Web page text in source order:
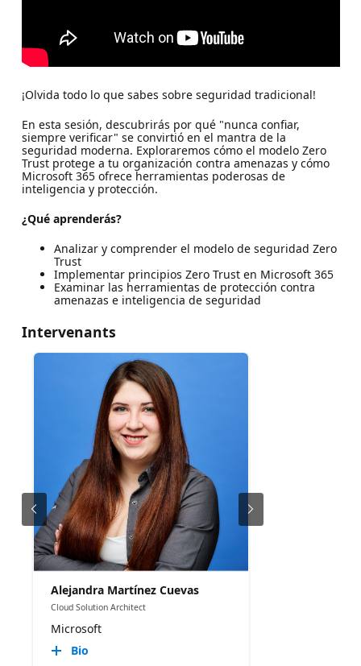
¡Olvida todo lo que sabes sobre seguridad tradicional!
En esta sesión, descubrirás por qué "nunca confiar,
siempre verificar" se convirtió en el mantra de la
seguridad moderna. Exploraremos cómo el modelo Zero
Trust protege a tu organización contra amenazas y cómo
Microsoft 365 ofrece herramientas poderosas de
inteligencia y protección.
¿Qué aprenderás?
Analizar y comprender el modelo de seguridad Zero
Trust
Implementar principios Zero Trust en Microsoft 365
Examinar las herramientas de protección contra
amenazas e inteligencia de seguridad
Intervenants
Alejandra Martínez Cuevas
Cloud Solution Architect
Microsoft
Bio